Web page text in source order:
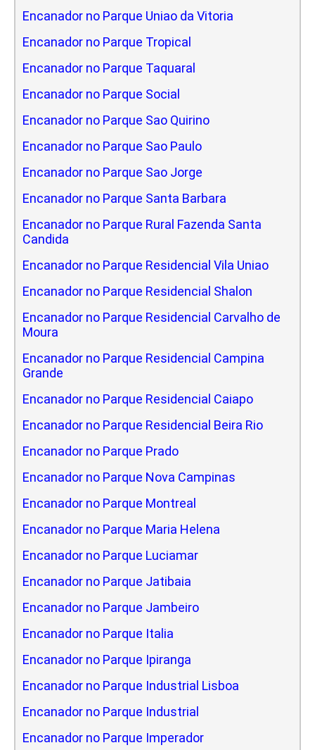
Encanador no Parque Uniao da Vitoria
Encanador no Parque Tropical
Encanador no Parque Taquaral
Encanador no Parque Social
Encanador no Parque Sao Quirino
Encanador no Parque Sao Paulo
Encanador no Parque Sao Jorge
Encanador no Parque Santa Barbara
Encanador no Parque Rural Fazenda Santa
Candida
Encanador no Parque Residencial Vila Uniao
Encanador no Parque Residencial Shalon
Encanador no Parque Residencial Carvalho de
Moura
Encanador no Parque Residencial Campina
Grande
Encanador no Parque Residencial Caiapo
Encanador no Parque Residencial Beira Rio
Encanador no Parque Prado
Encanador no Parque Nova Campinas
Encanador no Parque Montreal
Encanador no Parque Maria Helena
Encanador no Parque Luciamar
Encanador no Parque Jatibaia
Encanador no Parque Jambeiro
Encanador no Parque Italia
Encanador no Parque Ipiranga
Encanador no Parque Industrial Lisboa
Encanador no Parque Industrial
Encanador no Parque Imperador